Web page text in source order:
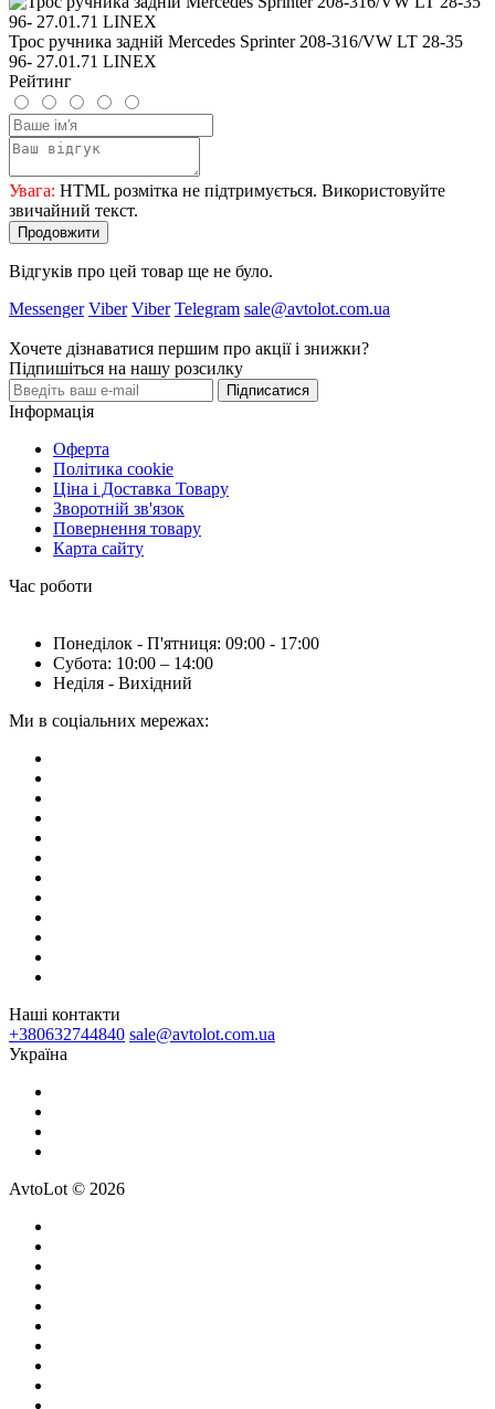
Трос ручника задній Mercedes Sprinter 208-316/VW LT 28-35
96- 27.01.71 LINEX
Рейтинг
Увага: HTML розмітка не підтримується. Використовуйте
звичайний текст.
Продовжити
Відгуків про цей товар ще не було.
Messenger Viber Viber Telegram sale@avtolot.com.ua
Хочете дізнаватися першим про акції і знижки?
Підпишіться на нашу розсилку
Підписатися
Інформація
Оферта
Політика cookie
Ціна і Доставка Товару
Зворотній зв'язок
Повернення товару
Карта сайту
Час роботи
Понеділок - П'ятниця: 09:00 - 17:00
Субота: 10:00 – 14:00
Неділя - Вихідний
Ми в соціальних мережах:
Наші контакти
+380632744840 sale@avtolot.com.ua
Українa
AvtoLot © 2026